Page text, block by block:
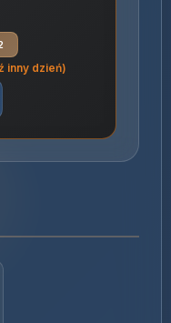
inny dzień)